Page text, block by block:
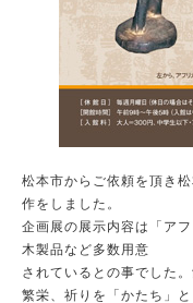
松本市からご依頼を頂き
作をしました。
企画展の展示内容は「ア
木製品など多数用意
されているとの事でした
繁栄、祈りを「かたち」